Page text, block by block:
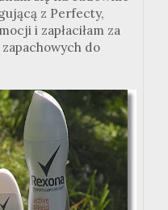
z Perfecty,
i zapłaciłam za
do